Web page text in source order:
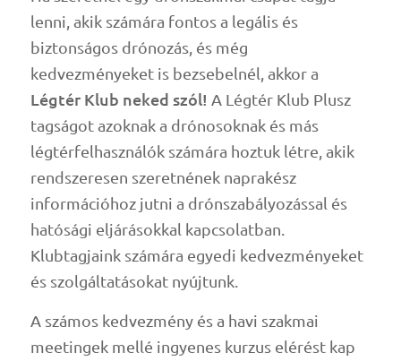
lenni, akik számára fontos a legális és
biztonságos drónozás, és még
kedvezményeket is bezsebelnél, akkor a
Légtér Klub neked szól! A Légtér Klub Plusz
tagságot azoknak a drónosoknak és más
légtérfelhasználók számára hoztuk létre, akik
rendszeresen szeretnének naprakész
információhoz jutni a drónszabályozással és
hatósági eljárásokkal kapcsolatban.
Klubtagjaink számára egyedi kedvezményeket
és szolgáltatásokat nyújtunk.
A számos kedvezmény és a havi szakmai
meetingek mellé ingyenes kurzus elérést kap